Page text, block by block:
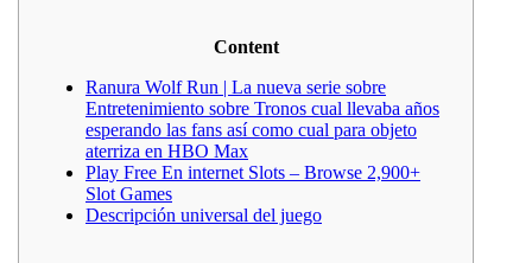
Content
Ranura Wolf Run | La nueva serie sobre
Entretenimiento sobre Tronos cual llevaba años
esperando las fans así­ como cual para objeto
aterriza en HBO Max
Play Free En internet Slots – Browse 2,900+
Slot Games
Descripción universal del juego